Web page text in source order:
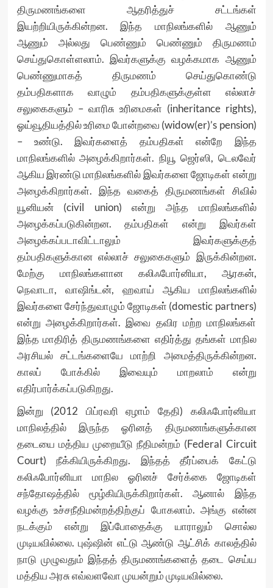
திருமணங்களை ஆதரித்துச் சட்டங்கள்
இயற்றியிருக்கின்றன. இந்த மாநிலங்களில் ஆணும்
ஆணும் அல்லது பெண்ணும் பெண்ணும் திருமணம்
செய்துகொள்ளலாம். இவர்களுக்கு வழக்கமாக ஆணும்
பெண்ணுமாகத் திருமணம் செய்துகொண்டு
தம்பதிகளாக வாழும் தம்பதிகளுக்குள்ள எல்லாச்
சலுகைகளும் – வாரிசு உரிமைகள் (inheritance rights),
ஓய்வூதியத்தில் உரிமை போன்றவை (widow(er)’s pension)
– உண்டு. இவர்களைத் தம்பதிகள் என்றே இந்த
மாநிலங்களில் அழைக்கிறார்கள். நியூ ஜெர்ஸி, டெலவேர்
ஆகிய இரண்டு மாநிலங்களில் இவர்களை ஜோடிகள் என்று
அழைக்கிறார்கள். இந்த வகைத் திருமணங்கள் சிவில்
யூனியன் (civil union) என்று அந்த மாநிலங்களில்
அழைக்கப்படுகின்றன. தம்பதிகள் என்று இவர்கள்
அழைக்கப்படாவிட்டாலும் இவர்களுக்குத்
தம்பதிகளுக்கான எல்லாச் சலுகைகளும் இருக்கின்றன.
மேற்கு மாநிலங்களான கலிஃபோர்னியா, ஆரகன்,
நெவாடா, வாஷிங்டன், ஹவாய் ஆகிய மாநிலங்களில்
இவர்களை சேர்ந்துவாழும் ஜோடிகள் (domestic partners)
என்று அழைக்கிறார்கள். இவை தவிர மற்ற மாநிலங்கள்
இந்த மாதிரித் திருமணங்களை எதிர்த்து தங்கள் மாநில
அரசியல் சட்டங்களையே மாற்றி அமைத்திருக்கின்றன.
காலப் போக்கில் இவையும் மாறலாம் என்று
எதிர்பார்க்கப்படுகிறது.
இன்று (2012 பிப்ரவரி ஏழாம் தேதி) கலிஃபோர்னியா
மாநிலத்தில் இருந்த ஓரினத் திருமணங்களுக்கான
தடையை மத்திய முறையீடு நீதிமன்றம் (Federal Circuit
Court) நீக்கியிருக்கிறது. இந்தத் தீர்ப்பைக் கேட்டு
கலிஃபோர்னியா மாநில ஓரினச் சேர்க்கை ஜோடிகள்
சந்தோஷத்தில் மூழ்கியிருக்கிறார்கள். ஆனால் இந்த
வழக்கு உச்சநீதிமன்றத்திற்குப் போகலாம். அங்கு என்ன
நடக்கும் என்று இப்போதைக்கு யாராலும் சொல்ல
முடியவில்லை. புஷ்ஷின் எட்டு ஆண்டு ஆட்சிக் காலத்தில்
நாடு முழுவதும் இந்தத் திருமணங்களைத் தடை செய்ய
மத்திய அரசு எவ்வளவோ முயன்றும் முடியவில்லை.